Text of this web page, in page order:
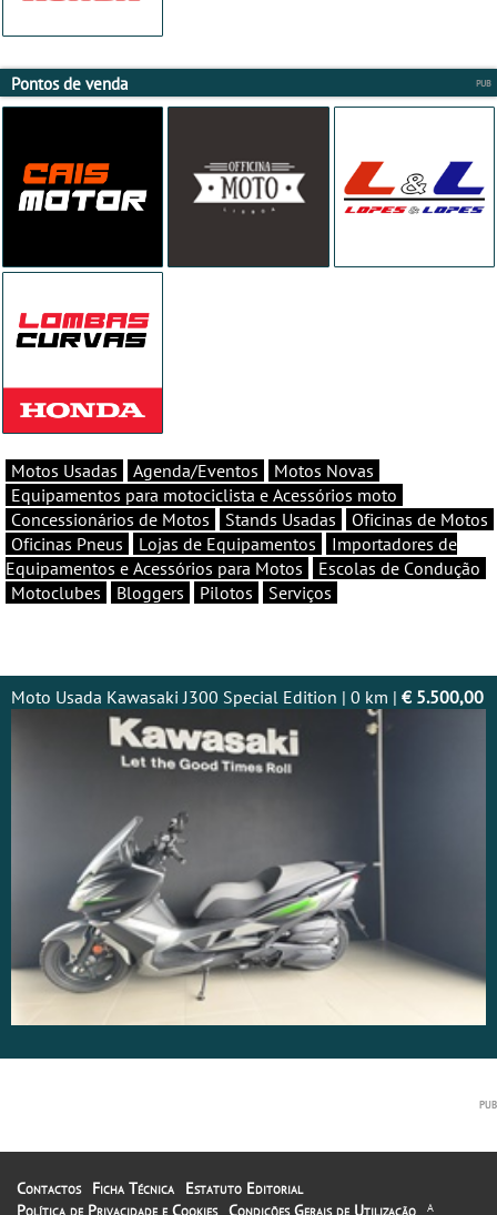
Pontos de venda
Motos Usadas Agenda/Eventos
Motos Novas
Equipamentos para motociclista e Acessórios moto
Concessionários de Motos
Stands Usadas
Oficinas de Motos
Oficinas Pneus
Lojas de Equipamentos
Importadores de
Equipamentos e Acessórios para Motos
Escolas de Condução
Motoclubes
Bloggers Pilotos Serviços
Moto Usada Kawasaki J300 Special Edition | 0 km | € 5.500,00
Contactos Ficha Técnica
Estatuto Editorial
Política de Privacidade e Cookies Condições Gerais de Utilização A